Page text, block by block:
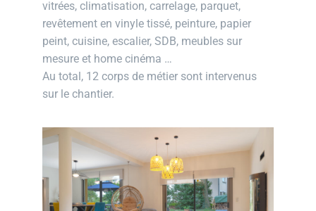
vitrées, climatisation, carrelage, parquet,
revêtement en vinyle tissé, peinture, papier
peint, cuisine, escalier, SDB, meubles sur
mesure et home cinéma …
Au total, 12 corps de métier sont intervenus
sur le chantier.